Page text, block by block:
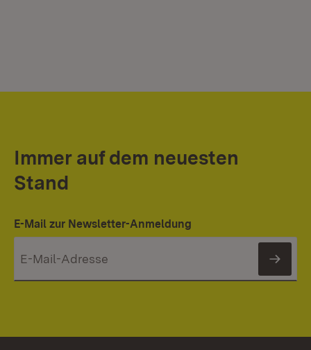
Immer auf dem neuesten
Stand
E-Mail zur Newsletter-Anmeldung